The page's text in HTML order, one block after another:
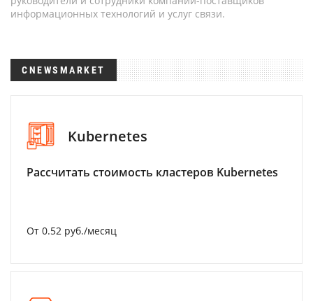
информационных технологий и услуг связи.
CNEWSMARKET
Kubernetes
Рассчитать стоимость кластеров Kubernetes
От 0.52 руб./месяц